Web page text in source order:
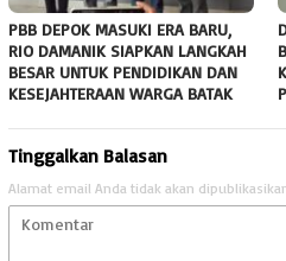
PBB DEPOK MASUKI ERA BARU,
RIO DAMANIK SIAPKAN LANGKAH
BESAR UNTUK PENDIDIKAN DAN
KESEJAHTERAAN WARGA BATAK
Tinggalkan Balasan
Alamat email Anda tidak akan